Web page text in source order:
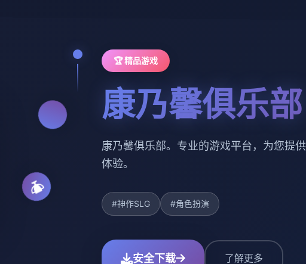
🏆 精品游戏
康乃馨俱乐部
康乃馨俱乐部。专业的游戏平台，为您提
体验。
#神作SLG #角色扮演
安全下载 了解更多